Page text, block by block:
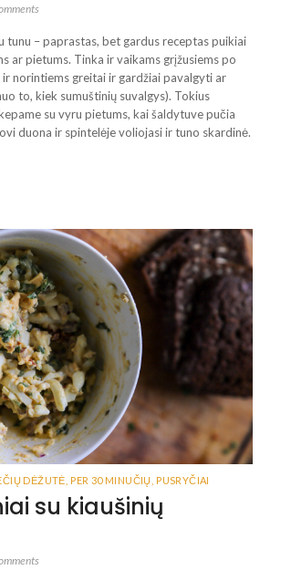
tunu – paprastas, bet gardus receptas puikiai
ar pietums. Tinka ir vaikams grįžusiems po
norintiems greitai ir gardžiai pavalgyti ar
to, kiek sumuštinių suvalgys). Tokius
su vyru pietums, kai šaldytuve pučia
duona ir spintelėje voliojasi ir tuno skardinė.
DĖŽUTĖ PER 30 MINUČIŲ PUSRYČIAI
su kiaušinių